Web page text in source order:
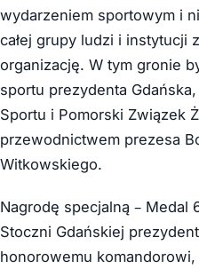
wydarzeniem sportowym i
całej grupy ludzi i instytucji
organizację. W tym gronie
sportu prezydenta
Sportu i Pomorski Związek
przewodnictwem prezesa
Witkowskiego.
Nagrodę specjalną – Medal
Stoczni Gdańskiej
honorowemu komandorowi,